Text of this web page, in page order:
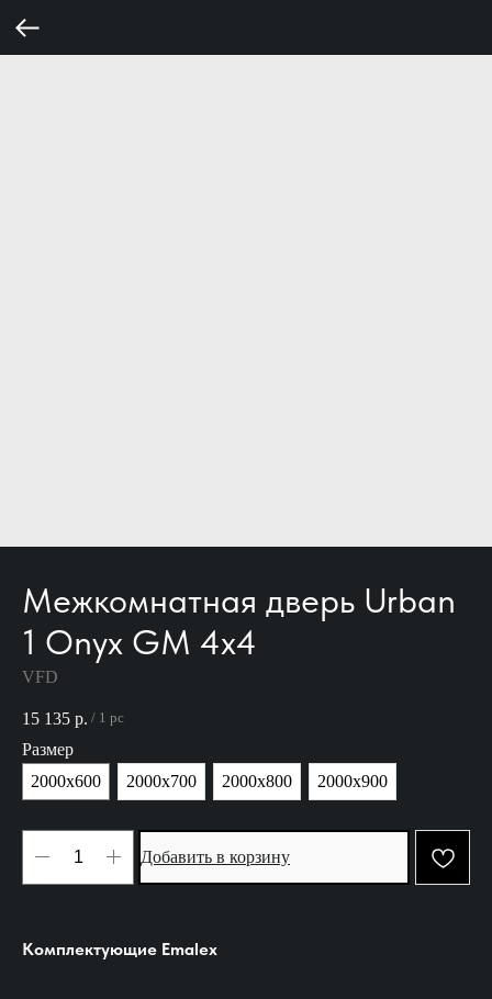
Межкомнатная дверь Urban
1 Onyx GM 4х4
VFD
15 135 р. / 1 pc
Размер
2000х600
2000х700 2000х800 2000х900
Добавить в корзину
Комплектующие Emalex